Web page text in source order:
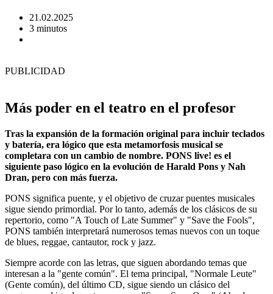
21.02.2025
3 minutos
PUBLICIDAD
Más poder en el teatro en el profesor
Tras la expansión de la formación original para incluir teclados
y batería, era lógico que esta metamorfosis musical se
completara con un cambio de nombre. PONS live! es el
siguiente paso lógico en la evolución de Harald Pons y Nah
Dran, pero con más fuerza.
PONS significa puente, y el objetivo de cruzar puentes musicales
sigue siendo primordial. Por lo tanto, además de los clásicos de su
repertorio, como "A Touch of Late Summer" y "Save the Fools",
PONS también interpretará numerosos temas nuevos con un toque
de blues, reggae, cantautor, rock y jazz.
Siempre acorde con las letras, que siguen abordando temas que
interesan a la "gente común". El tema principal, "Normale Leute"
(Gente común), del último CD, sigue siendo un clásico del